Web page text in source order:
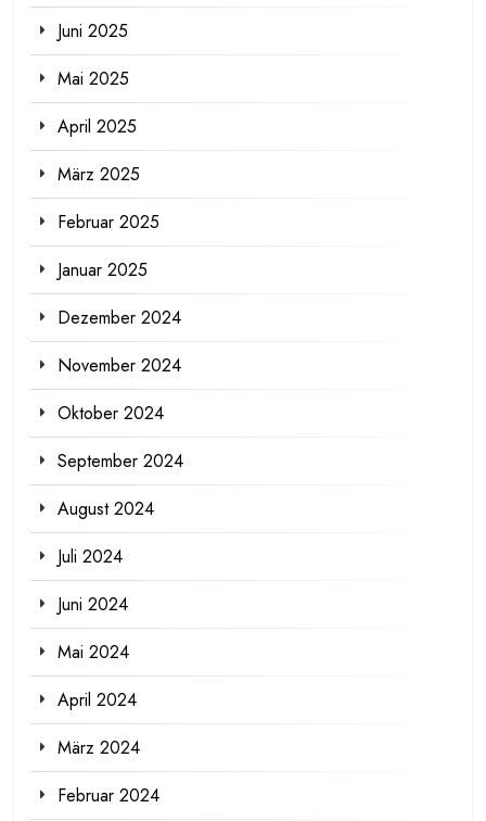
Juni 2025
Mai 2025
April 2025
März 2025
Februar 2025
Januar 2025
Dezember 2024
November 2024
Oktober 2024
September 2024
August 2024
Juli 2024
Juni 2024
Mai 2024
April 2024
März 2024
Februar 2024